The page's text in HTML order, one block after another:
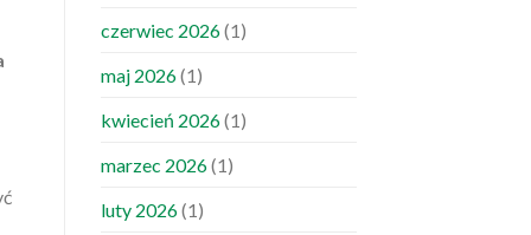
czerwiec 2026(1)
maj 2026(1)
kwiecień 2026(1)
marzec 2026(1)
luty 2026(1)